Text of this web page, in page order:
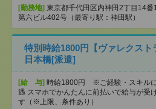
[勤務地] 東京都千代田区内神田2丁目14番
第六ビル402号（最寄り駅：神田駅）
特別時給1800円【ヴァレクス
日本橋[派遣]
[給 与] 時給1800円 ※ご経験・スキル
遇 スマホでかんたんに前払いで給与が受
す（※上限、条件あり）